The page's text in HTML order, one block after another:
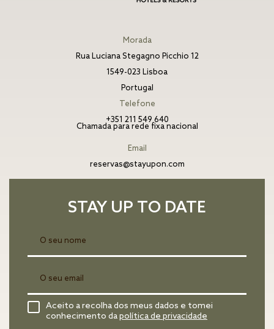
Morada
Rua Luciana Stegagno Picchio 12
1549-023 Lisboa
Portugal
Telefone
+351 211 549 640
Chamada para rede fixa nacional
Email
reservas@stayupon.com
STAY UP TO DATE
Aceito a recolha dos meus dados e tomei
conhecimento dapolítica de privacidade